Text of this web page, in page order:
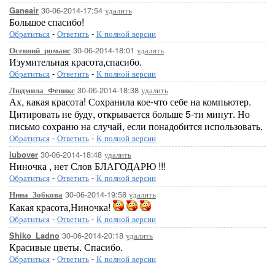
[показать]
[показать]
[показать]
Ganeair 30-06-2014-17:54 удалить
Большое спасибо!
Обратиться - Ответить - К полной версии
Осенний_романс 30-06-2014-18:01 удалить
Изумительная красота,спасибо.
Обратиться - Ответить - К полной версии
Людмила_Феникс 30-06-2014-18:38 удалить
Ах, какая красота! Сохранила кое-что себе на компьютер.
Цитировать не буду, открывается больше 5-ти минут. Но
письмо сохраню на случай, если понадобится использовать.
Обратиться - Ответить - К полной версии
lubover 30-06-2014-18:48 удалить
Ниночка , нет Слов БЛАГОДАРЮ !!!
Обратиться - Ответить - К полной версии
Нина_Зобкова 30-06-2014-19:58 удалить
Какая красота,Ниночка!
Обратиться - Ответить - К полной версии
Shiko_Ladno 30-06-2014-20:18 удалить
Красивые цветы. Спасибо.
Обратиться - Ответить - К полной версии